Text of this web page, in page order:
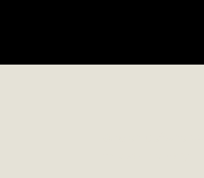
Order before